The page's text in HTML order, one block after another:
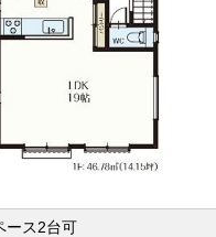
ース2台可